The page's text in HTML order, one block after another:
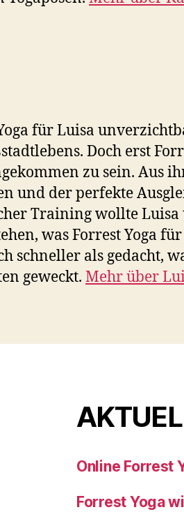
für Luisa
Doch erst
zu sein. Aus
und der perfekte
Training wollte
was Forrest Yoga
schneller als gedacht,
geweckt. Mehr über
Online Forrest
Forrest Yoga